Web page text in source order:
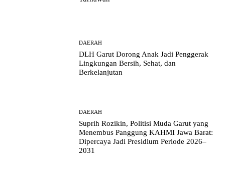
DAERAH
DLH Garut Dorong Anak Jadi Penggerak
Lingkungan Bersih, Sehat, dan
Berkelanjutan
DAERAH
Suprih Rozikin, Politisi Muda Garut yang
Menembus Panggung KAHMI Jawa Barat:
Dipercaya Jadi Presidium Periode 2026–
2031